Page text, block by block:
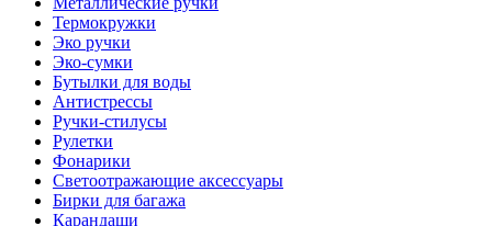
Термокружки
Эко ручки
Эко-сумки
Бутылки для воды
Антистрессы
Ручки-стилусы
Рулетки
Фонарики
Светоотражающие аксессуары
Бирки для багажа
Карандаши